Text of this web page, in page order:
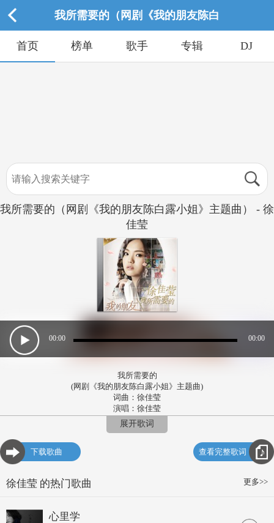
我所需要的（网剧《我的朋友陈白
首页 榜单 歌手 专辑 DJ
我所需要的（网剧《我的朋友陈白露小姐》主题曲） - 徐
佳莹
00:00 00:00
我所需要的
(网剧《我的朋友陈白露小姐》主题曲)
词曲：徐佳莹
演唱：徐佳莹
没有规则只有选择
要真的决定快乐才有用
太容易感动会让人忘了幽默
忘记我们对陪伴的要求
展开歌词
下载歌曲 查看完整歌词
更多>>
徐佳莹 的热门歌曲
心里学